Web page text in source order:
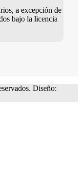
a excepción de
bajo la licencia
Diseño: